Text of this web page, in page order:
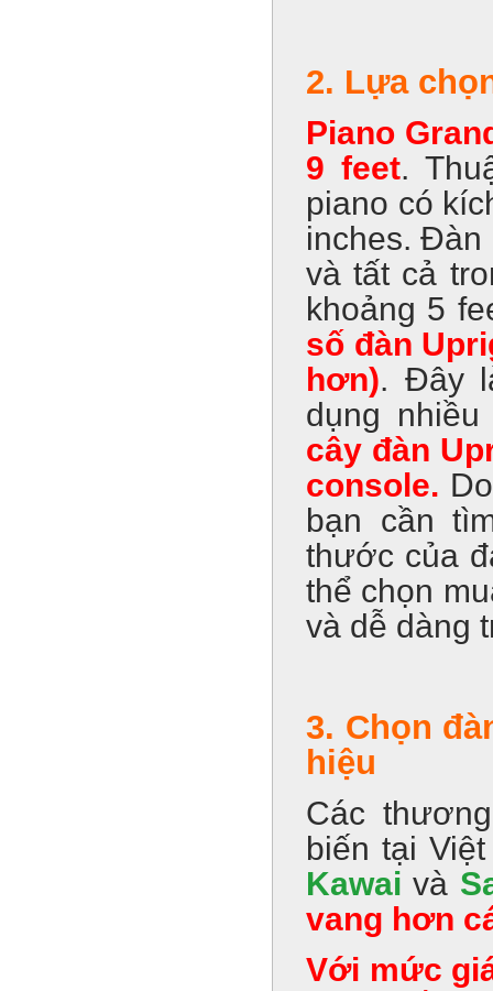
2. Lựa
Piano
9 feet.
piano có
inches. Đàn
và tất cả
khoảng 5
số đàn
hơn). Đây
dụng
cây đàn
console.
bạn cần
thước của
thể chọn
và dễ dàng
3. Chọn
hiệu
Các
biến tại
Kawai và
vang hơn
Với mức